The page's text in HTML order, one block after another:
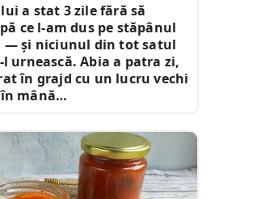
a stat 3 zile fără să
ce l-am dus pe stăpânul
— și niciunul din tot satul
urnească. Abia a patra zi,
în grajd cu un lucru vechi
mână…